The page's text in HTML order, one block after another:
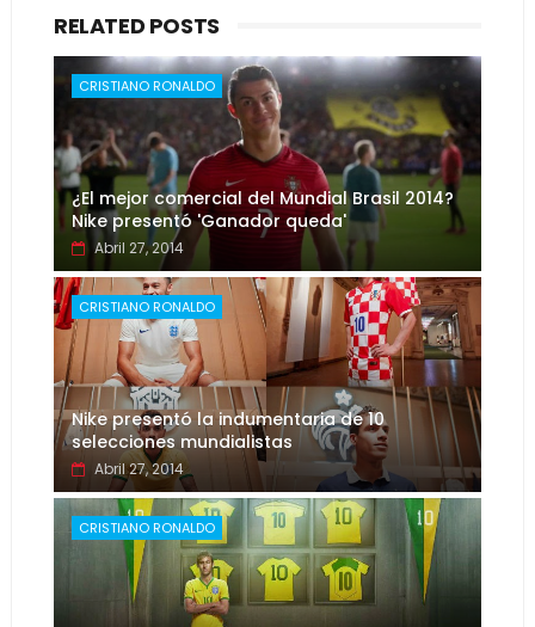
RELATED POSTS
CRISTIANO RONALDO
¿El mejor comercial del Mundial Brasil 2014?
Nike presentó 'Ganador queda'
Abril 27, 2014
CRISTIANO RONALDO
Nike presentó la indumentaria de 10
selecciones mundialistas
Abril 27, 2014
CRISTIANO RONALDO